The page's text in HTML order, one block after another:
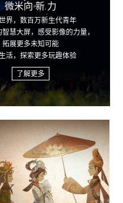
微米向「新 」 力
界，数百万新生代青年
慧大屏，感受影像的力量，
拓展更多未知可能
活，探索更多玩趣体验
了解更多
认知的疆界；